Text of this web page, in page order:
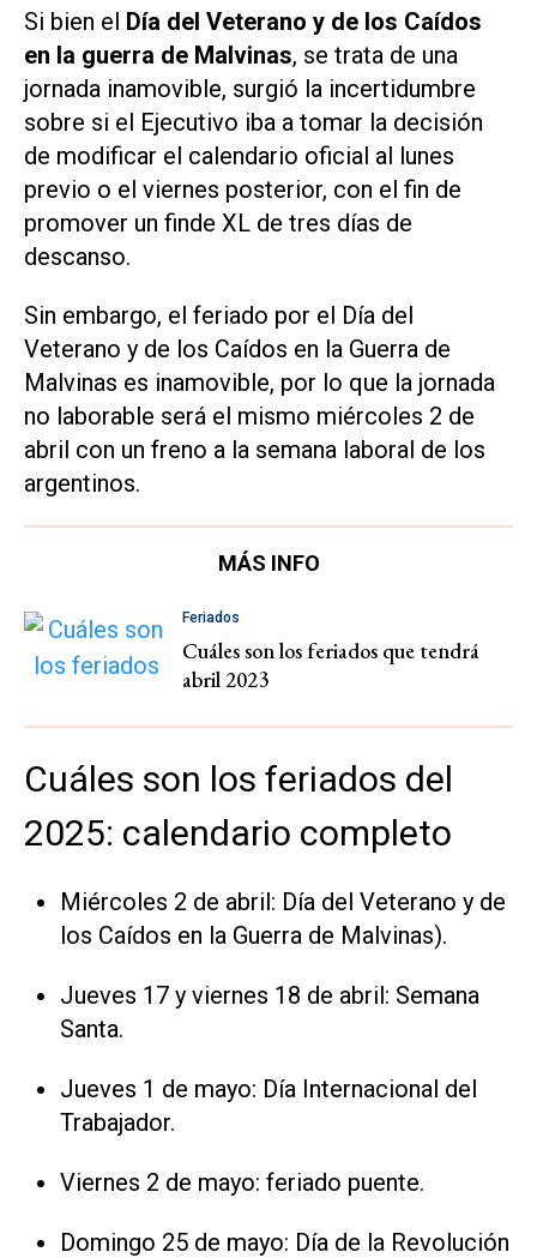
Si bien el Día del Veterano y de los Caídos
en la guerra de Malvinas, se trata de una
jornada inamovible, surgió la incertidumbre
sobre si el Ejecutivo iba a tomar la decisión
de modificar el calendario oficial al lunes
previo o el viernes posterior, con el fin de
promover un finde XL de tres días de
descanso.
Sin embargo, el feriado por el Día del
Veterano y de los Caídos en la Guerra de
Malvinas es inamovible, por lo que la jornada
no laborable será el mismo miércoles 2 de
abril con un freno a la semana laboral de los
argentinos.
MÁS INFO
Feriados
Cuáles son los feriados que tendrá
abril 2023
Cuáles son los feriados del
2025: calendario completo
Miércoles 2 de abril: Día del Veterano y de
los Caídos en la Guerra de Malvinas).
Jueves 17 y viernes 18 de abril: Semana
Santa.
Jueves 1 de mayo: Día Internacional del
Trabajador.
Viernes 2 de mayo: feriado puente.
Domingo 25 de mayo: Día de la Revolución